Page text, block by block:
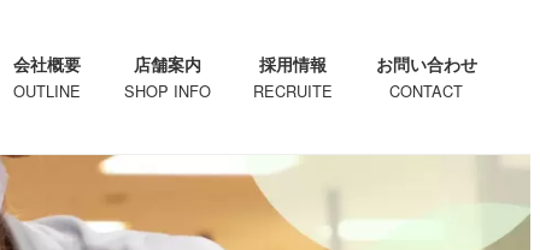
会社概要
OUTLINE
店舗案内
SHOP INFO
採用情報
RECRUITE
お問い合わせ
CONTACT